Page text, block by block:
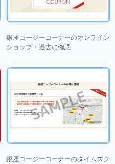
銀座コージーコーナーのオンライン
ショップ・過去に確認
銀座コージーコーナーのタイムズク